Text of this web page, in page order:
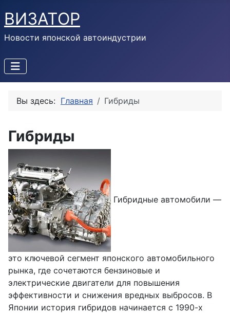
ВИЗАТОР
Новости японской автоиндустрии
Вы здесь: Главная Гибриды
Гибриды
Гибридные автомобили —
это ключевой сегмент японского автомобильного
рынка, где сочетаются бензиновые и
электрические двигатели для повышения
эффективности и снижения вредных выбросов. В
Японии история гибридов начинается с 1990-х